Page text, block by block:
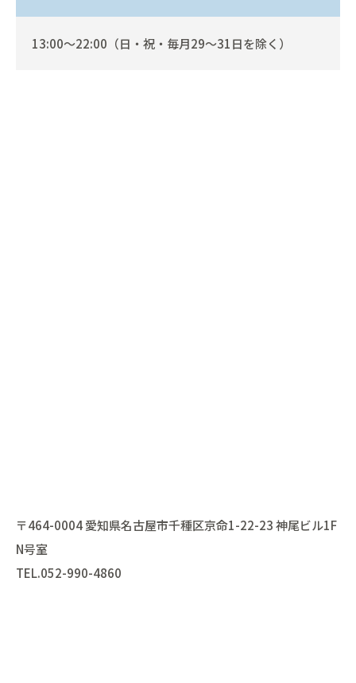
13:00〜22:00（日・祝・毎月29～31日を除く）
〒464-0004 愛知県名古屋市千種区京命1-22-23 神尾ビル1F
N号室
TEL.052-990-4860